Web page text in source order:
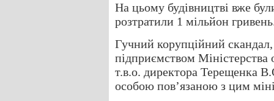
На цьому будівництві вже
розтратили 1 мільйон
Гучний корупційний
підприємством Міністерства
т.в.о. директора Терещенка
особою пов’язаною з цим